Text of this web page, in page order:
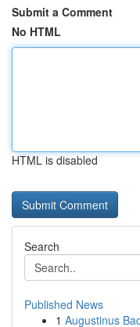
Submit a Comment
No HTML
HTML is disabled
Search
Published News
1 Augustinus